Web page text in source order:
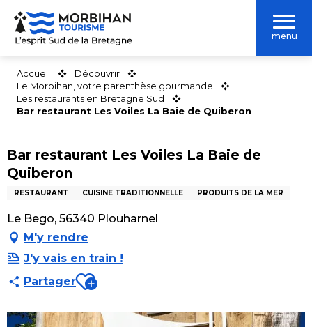
Aller
contenu
menu
Accueil
Découvrir
Le Morbihan, votre parenthèse gourmande
Les restaurants en Bretagne Sud
Bar restaurant Les Voiles La Baie de Quiberon
Bar restaurant Les Voiles La Baie de
Quiberon
RESTAURANT CUISINE TRADITIONNELLE PRODUITS DE LA MER
Le Bego, 56340 Plouharnel
M'y rendre
J'y vais en train !
PartagerAjouter aux favoris